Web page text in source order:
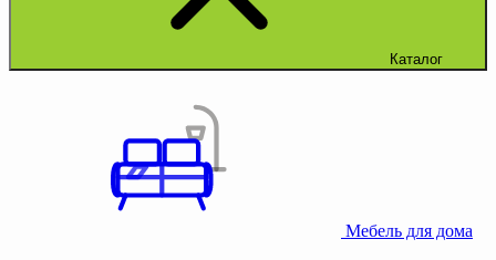
Каталог
Мебель для дома